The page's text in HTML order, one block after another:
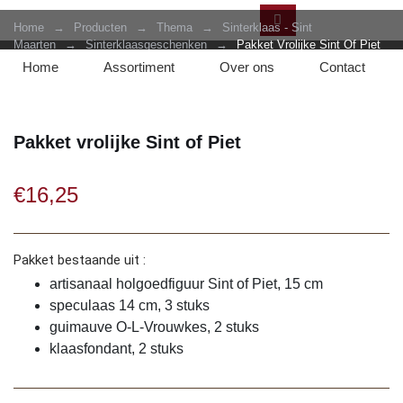
Home Assortiment Over ons Contact
Home → Producten → Thema →
Sinterklaas - Sint
Maarten
→ Sinterklaasgeschenken → Pakket Vrolijke Sint Of Piet
Pakket vrolijke Sint of Piet
€16,25
Pakket bestaande uit :
artisanaal holgoedfiguur Sint of Piet, 15 cm
speculaas 14 cm, 3 stuks
guimauve O-L-Vrouwkes, 2 stuks
klaasfondant, 2 stuks